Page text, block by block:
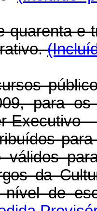
quarenta e
para
Executivo
válidos
da
de